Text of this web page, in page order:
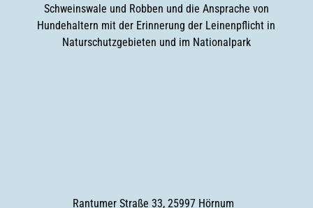
Schweinswale und Robben und die Ansprache von
Hundehaltern mit der Erinnerung der Leinenpflicht in
Naturschutzgebieten und im Nationalpark
Rantumer Straße 33, 25997 Hörnum